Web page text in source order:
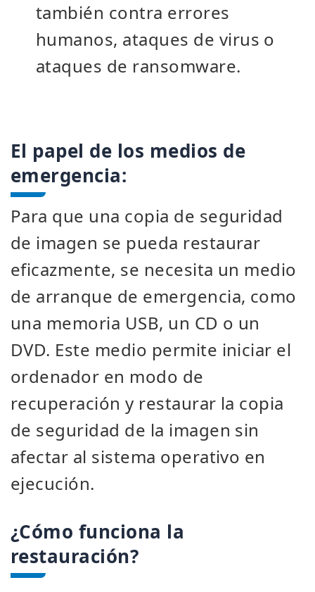
también contra errores
humanos, ataques de virus o
ataques de ransomware.
El papel de los medios de
emergencia:
Para que una copia de seguridad
de imagen se pueda restaurar
eficazmente, se necesita un medio
de arranque de emergencia, como
una memoria USB, un CD o un
DVD. Este medio permite iniciar el
ordenador en modo de
recuperación y restaurar la copia
de seguridad de la imagen sin
afectar al sistema operativo en
ejecución.
¿Cómo funciona la
restauración?